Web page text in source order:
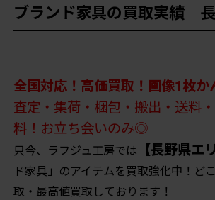
ブランド家具の買取実績
全国対応！高価買取！画像1枚か
査定・集荷・梱包・搬出・送料
料！お立ち会いのみ◎
只今、ラフジュ工房では 【長野県エ
ド家具」のアイテムを買取強化中！ど
取・最高値買取しております！